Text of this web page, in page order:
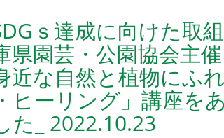
ｓ達成に向けた取
県園芸・公園協会主
近な自然と植物に
ヒーリング」講座を
た_ 2022.10.23